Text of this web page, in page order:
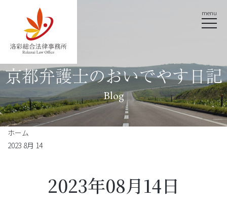
menu
京都弁護士のおいでやす日記
Blog
ホーム
2023 8月 14
2023年08月14日